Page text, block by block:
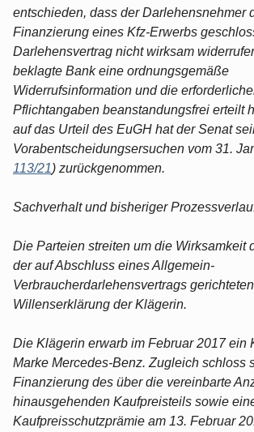
entschieden, dass der Darlehensnehmer
Finanzierung eines Kfz-Erwerbs
Darlehensvertrag nicht wirksam
beklagte Bank eine ordnungsgemäße
Widerrufsinformation und die
Pflichtangaben beanstandungsfrei erteilt
auf das Urteil des EuGH hat der Senat
Vorabentscheidungsersuchen vom 31.
113/21) zurückgenommen.
Sachverhalt und bisheriger
Die Parteien streiten um die Wirksamkeit
der auf Abschluss eines Allgemein-
Verbraucherdarlehensvertrags gerichteten
Willenserklärung der Klägerin.
Die Klägerin erwarb im Februar 2017 ein
Marke Mercedes-Benz. Zugleich schloss
Finanzierung des über die vereinbarte
hinausgehenden Kaufpreisteils sowie
Kaufpreisschutzprämie am 13. Februar